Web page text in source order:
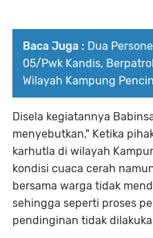
Baca Juga : Dua
05/Pwk Kandis,
Wilayah Kampung
Disela kegiatannya
menyebutkan," Ketika
karhutla di wilayah
kondisi cuaca cerah
bersama warga tidak
sehingga seperti proses
pendinginan tidak